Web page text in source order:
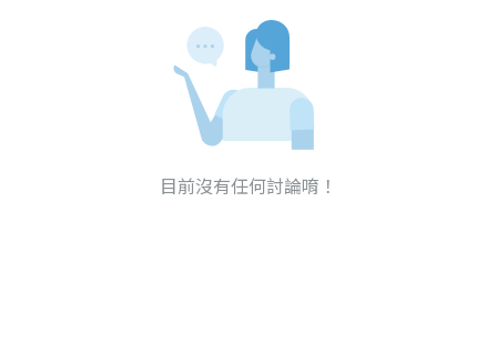
目前沒有任何討論唷！